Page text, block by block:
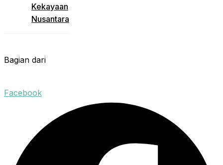
Kekayaan
Nusantara
Bagian dari
Facebook